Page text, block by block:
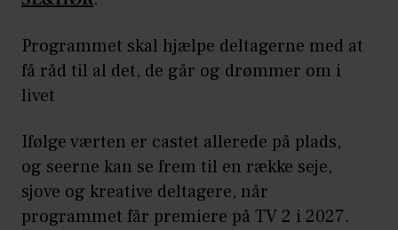
Programmet skal hjælpe deltagerne med at
få råd til al det, de går og drømmer om i
livet
Ifølge værten er castet allerede på plads,
og seerne kan se frem til en række seje,
sjove og kreative deltagere, når
programmet får premiere på TV 2 i 2027.